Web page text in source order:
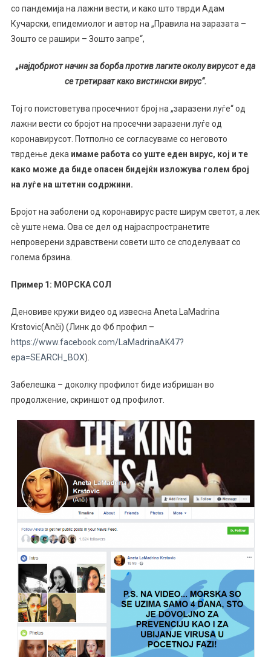
со пандемија на лажни вести, и како што тврди Адам
Кучарски, епидемиолог и автор на „Правила на заразата –
Зошто се рашири – Зошто запре“,
„најдобриот начин за борба против лагите околу вирусот е да
се третираат како вистински вирус“.
Тој го поистоветува просечниот број на „заразени луѓе“ од
лажни вести со бројот на просечни заразени луѓе од
коронавирусот. Потполно се согласуваме со неговото
тврдење дека имаме работа со уште еден вирус, кој и те
како може да биде опасен бидејќи изложува голем број
на луѓе на штетни содржини.
Бројот на заболени од коронавирус расте ширум светот, а лек
сѐ уште нема. Ова се дел од најраспространетите
непроверени здравствени совети што се споделуваат со
голема брзина.
Пример 1: МОРСКА СОЛ
Деновиве кружи видео од извесна Aneta LaMadrina
Krstovic(Anči) (Линк до Фб профил –
https://www.facebook.com/LaMadrinaAK47?
epa=SEARCH_BOX).
Забелешка – доколку профилот биде избришан во
продолжение, скриншот од профилот.